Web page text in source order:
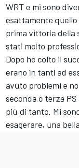
WRT e mi sono
esattamente
prima vittoria della
stati molto
Dopo ho colto il
erano in tanti ad
avuto problemi e
seconda o terza
più di tanto. Mi
esagerare, una